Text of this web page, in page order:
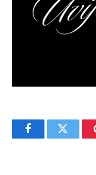
FacebookTwitter